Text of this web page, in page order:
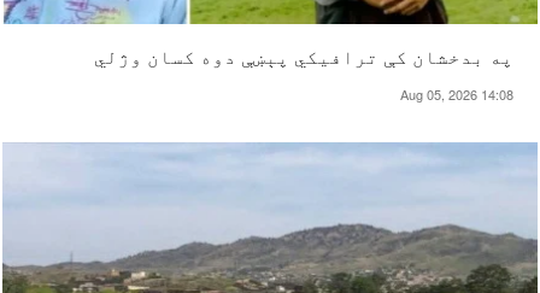
په بدخشان کې ترافیکي پېښې دوه کسان وژلي
Aug 05, 2026 14:08